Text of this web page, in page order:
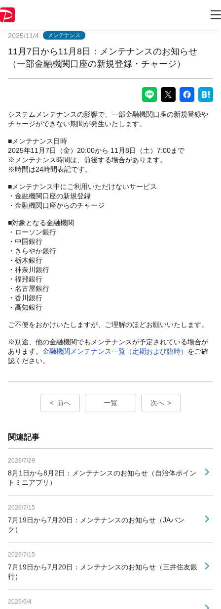
2025/11/4 メンテナンス
11月7日から11月8日：メンテナンスのお知らせ
（一部金融機関口座の新規登録・チャージ）
システムメンテナンスの影響で、一部金融機関口座の新規登録や
チャージができない期間が発生いたします。
■メンテナンス日時
2025年11月7日（金）20:00から 11月8日（土）7:00まで
※メンテナンス時間は、前後する場合があります。
※時間は24時間表記です。
■メンテナンス中にご利用いただけないサービス
・金融機関口座の新規登録
・金融機関口座からのチャージ
■対象となる金融機関
・ローソン銀行
・中国銀行
・きらやか銀行
・栃木銀行
・神奈川銀行
・福邦銀行
・名古屋銀行
・香川銀行
・高知銀行
ご不便をおかけいたしますが、ご理解のほどお願いいたします。
※別途、他の金融機関でもメンテナンスが予定されている場合が
あります。 金融機関メンテナンス一覧（定期および臨時） をご確
認ください。
前へ 一覧 次へ
関連記事
2026/7/29
8月1日から8月2日：メンテナンスのお知らせ（自治体ポイン
トミニアプリ）
2026/7/15
7月19日から7月20日：メンテナンスのお知らせ（JAバン
ク）
2026/7/15
7月19日から7月20日：メンテナンスのお知らせ（三井住友銀
行）
2026/6/4